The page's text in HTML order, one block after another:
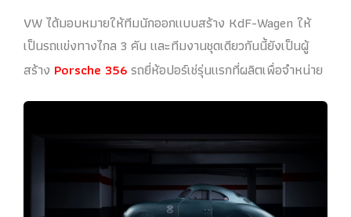
VW ได้มอบหมายให้ทีมนักออกแบบสร้าง KdF-Wagen ให้
เป็นรถแข่งทางไกล 3 คัน และทีมงานชุดเดียวกันนี้ยังเป็นผู้
สร้าง Porsche 356รถยี่ห้อปอร์เช่รุ่นแรกที่ผลิตเพื่อจำหน่าย